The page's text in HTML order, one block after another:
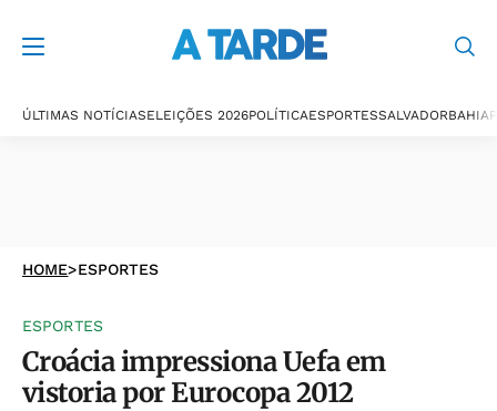
ÚLTIMAS NOTÍCIASELEIÇÕES 2026POLÍTICAESPORTESSALVADORBAHIA
HOME>ESPORTES
ESPORTES
Croácia impressiona Uefa em
vistoria por Eurocopa 2012